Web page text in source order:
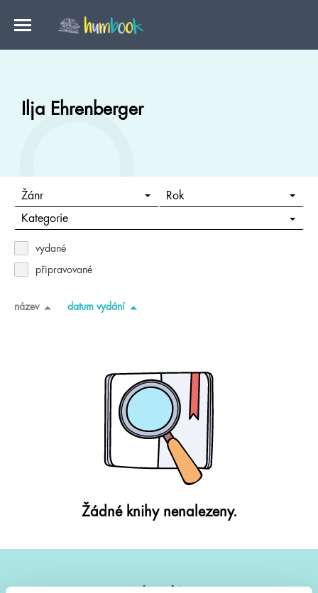
Ilja Ehrenberger
Žánr Rok
Kategorie
vydané
připravované
název datum vydání
Žádné knihy nenalezeny.